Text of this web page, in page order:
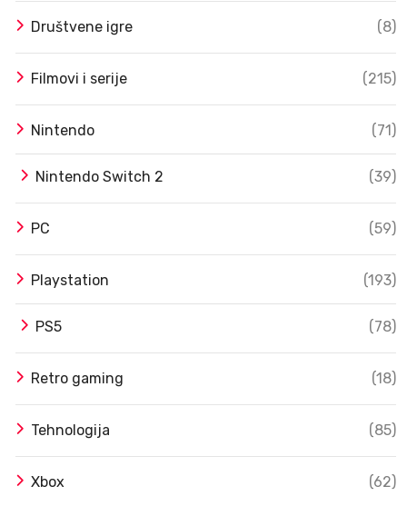
Društvene igre (8)
Filmovi i serije (215)
Nintendo (71)
Nintendo Switch 2 (39)
PC (59)
Playstation (193)
PS5 (78)
Retro gaming (18)
Tehnologija (85)
Xbox (62)